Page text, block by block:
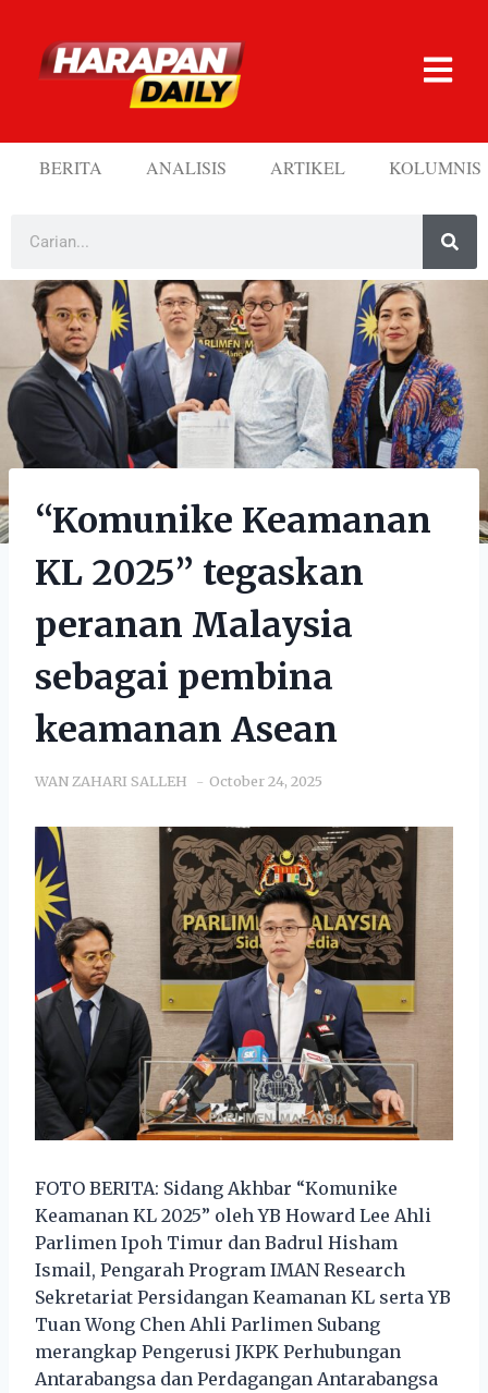
BERITA ANALISIS ARTIKEL KOLUMNIS
“Komunike Keamanan
KL 2025” tegaskan
peranan Malaysia
sebagai pembina
keamanan Asean
WAN ZAHARI SALLEH October 24, 2025
FOTO BERITA: Sidang Akhbar “Komunike
Keamanan KL 2025” oleh YB Howard Lee Ahli
Parlimen Ipoh Timur dan Badrul Hisham
Ismail, Pengarah Program IMAN Research
Sekretariat Persidangan Keamanan KL serta YB
Tuan Wong Chen Ahli Parlimen Subang
merangkap Pengerusi JKPK Perhubungan
Antarabangsa dan Perdagangan Antarabangsa